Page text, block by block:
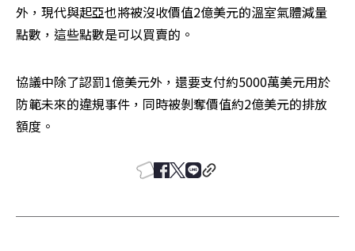
外，現代與起亞也將被沒收價值2億美元的溫室氣體減量
點數，這些點數是可以買賣的。
協議中除了認罰1億美元外，還要支付約5000萬美元用於
防範未來的違規事件，同時被剝奪價值約2億美元的排放
額度。